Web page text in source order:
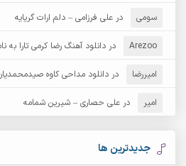
آرش عثمان
آرش مبهم
آرش مهرابی
آرشام
آرکاداش
سومی در علی فرزامی – دلم ارات گریایه
Arezoo در دانلود آهنگ رضا کرمی تارا به
امیررضا در دانلود مداحی کاوه
امیر در علی حصاری – شیرین شمامه
جدیدترین ها